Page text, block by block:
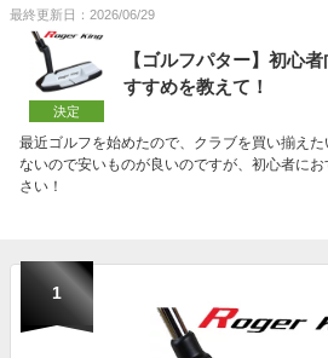
最終更新日：2026/06/29
決定
【ゴルフパター】初心
すすめを教えて！
最近ゴルフを始めたので、クラブを買い揃え
ないので安いものが良いのですが、初心者に
さい！
1